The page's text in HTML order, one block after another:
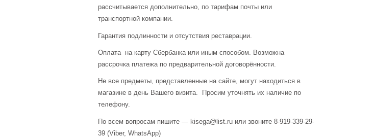
рассчитывается дополнительно, по тарифам почты или
транспортной компании.
Гарантия подлинности и отсутствия реставрации.
Оплата на карту Сбербанка или иным способом. Возможна
рассрочка платежа по предварительной договорённости.
Не все предметы, представленные на сайте, могут находиться в
магазине в день Вашего визита. Просим уточнять их наличие по
телефону.
По всем вопросам пишите — kisega@list.ru или звоните 8-919-339-29-
39 (Viber, WhatsApp)